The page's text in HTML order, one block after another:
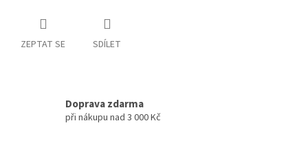
ZEPTAT SE SDÍLET
Doprava zdarma
při nákupu nad 3 000 Kč